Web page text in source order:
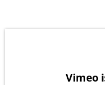
Vimeo